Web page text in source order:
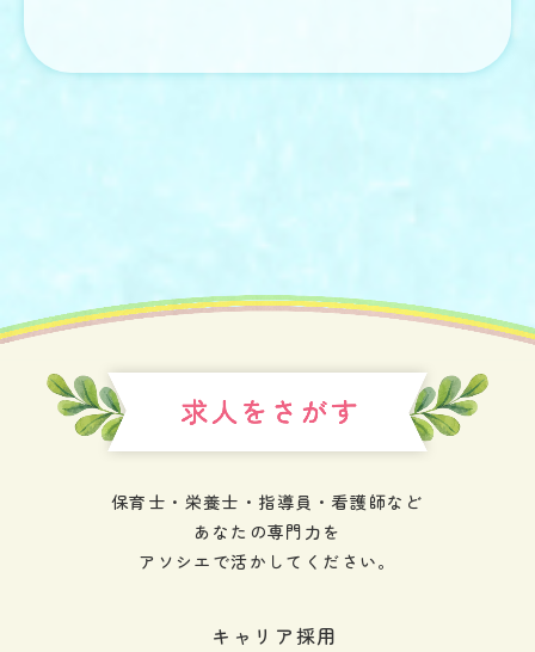
保育士・栄養士・指導員・看護師など
あなたの専門力を
アソシエで活かしてください。
キャリア採用